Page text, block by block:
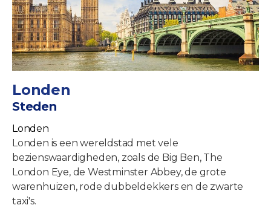
Londen
Steden
Londen
Londen is een wereldstad met vele
bezienswaardigheden, zoals de Big Ben, The
London Eye, de Westminster Abbey, de grote
warenhuizen, rode dubbeldekkers en de zwarte
taxi's.